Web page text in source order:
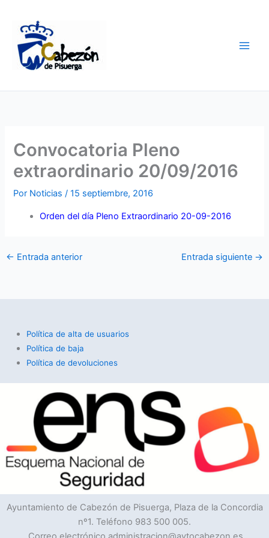
contenido
Convocatoria Pleno
extraordinario 20/09/2016
Por Noticias/15 septiembre, 2016
Orden del día Pleno Extraordinario 20-09-2016
← Entrada anterior Entrada siguiente →
Política de alta de usuarios
Política de baja
Política de devoluciones
Ayuntamiento de Cabezón de Pisuerga, Plaza de la Concordia
nº1. Teléfono 983 500 005.